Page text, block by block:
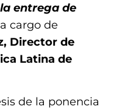
entrega de
cargo de
Director de
Latina de
de la ponencia